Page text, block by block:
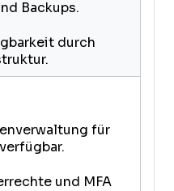
Backups.
durch
für
und MFA